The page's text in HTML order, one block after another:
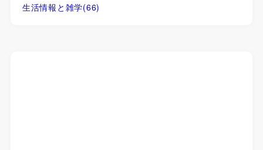
生活情報と雑学(66)